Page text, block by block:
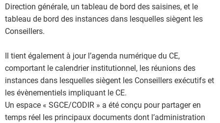
Direction générale, un tableau de bord des saisines, et le
tableau de bord des instances dans lesquelles siègent les
Conseillers.
Il tient également à jour l’agenda numérique du CE,
comportant le calendrier institutionnel, les réunions des
instances dans lesquelles siègent les Conseillers exécutifs et
les évènementiels impliquant le CE.
Un espace « SGCE/CODIR » a été conçu pour partager en
temps réel les principaux documents dont l’administration